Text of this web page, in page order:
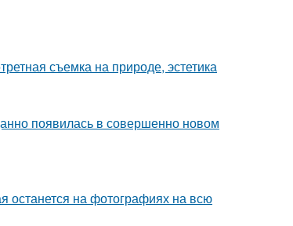
съемка на природе, эстетика
появилась в совершенно новом
останется на фотографиях на всю